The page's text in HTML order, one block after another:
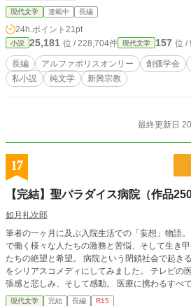
現代文学 連載中 長編
24h.ポイント 21pt
小説 25,181 位 / 228,704件 現代文学 157 位 /
長編 アルファポリスオンリー 創価学会
私小説
純文学 新興宗教
最終更新日
17
【完結】聖パラダイス病院（作品
如月礼次郎
筆者の一ヶ月に及ぶ入院生活での「妄想」物語
で働く様々な人たちの激務と苦悩、そして生き
たちの絶望と希望。 病院という閉鎖社会で起き
をシリアスコメディにしてみました。 テレビの
張感と悲しみ、そして感動。 医療に携わるすべ
中は大変お世話になりました。
現代文学 完結 長編 R15